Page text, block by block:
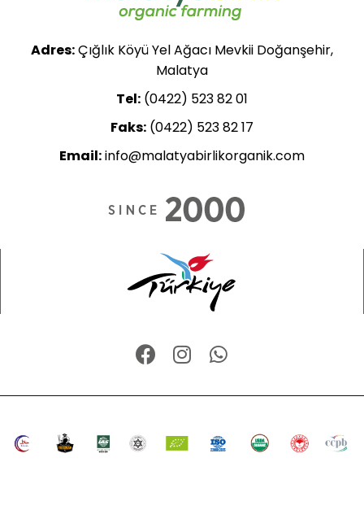
Adres:Çığlık Köyü Yel Ağacı Mevkii Doğanşehir,
Malatya
Tel: (0422) 523 82 01
Faks: (0422) 523 82 17
Email:info@malatyabirlikorganik.com